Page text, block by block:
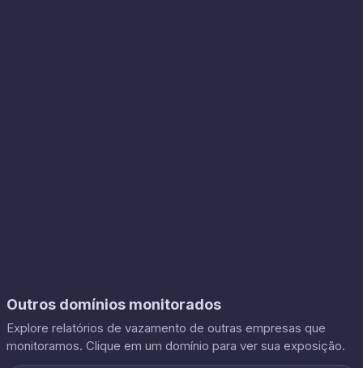
Outros domínios monitorados
Explore relatórios de vazamento de outras empresas que
monitoramos. Clique em um domínio para ver sua exposição.